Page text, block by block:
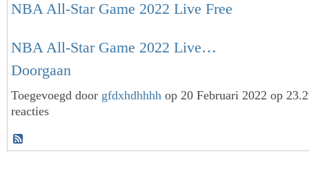
NBA All-Star Game 2022 Live Free
NBA All-Star Game 2022 Live…
Doorgaan
Toegevoegd door gfdxhdhhhh op 20 Februari 2022 op
reacties